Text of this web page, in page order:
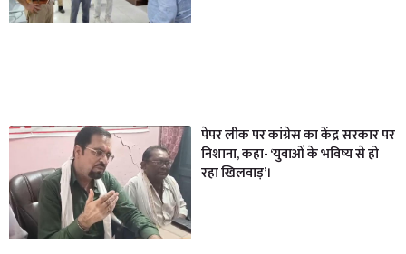
पेपर लीक पर कांग्रेस का केंद्र सरकार पर
निशाना, कहा- ‘युवाओं के भविष्य से हो
रहा खिलवाड़’।